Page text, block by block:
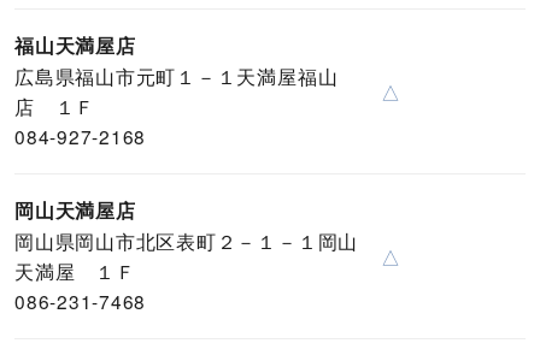
福山天満屋店
広島県福山市元町１－１天満屋福山
店 １Ｆ
084-927-2168
△
岡山天満屋店
岡山県岡山市北区表町２－１－１岡山
天満屋 １Ｆ
086-231-7468
△